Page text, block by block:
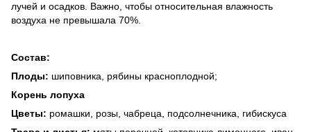
лучей и осадков. Важно, чтобы относительная влажность
воздуха не превышала 70%.
Состав:
Плоды: шиповника, рябины красноплодной;
Корень лопуха
Цветы: ромашки, розы, чабреца, подсолнечника, гибискуса